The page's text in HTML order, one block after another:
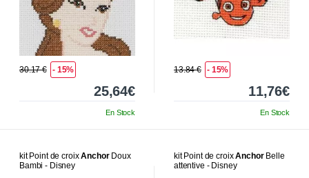
30.17 € - 15%
25,64€
En Stock
13.84 € - 15%
11,76€
En Stock
kit Point de croixAnchorDoux
Bambi - Disney
kit Point de croixAnchorBelle
attentive - Disney